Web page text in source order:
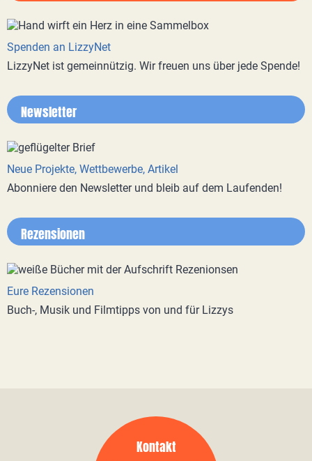
Spenden an LizzyNet
LizzyNet ist gemeinnützig. Wir freuen uns über jede Spende!
Newsletter
Neue Projekte, Wettbewerbe, Artikel
Abonniere den Newsletter und bleib auf dem Laufenden!
Rezensionen
Eure Rezensionen
Buch-, Musik und Filmtipps von und für Lizzys
Kontakt